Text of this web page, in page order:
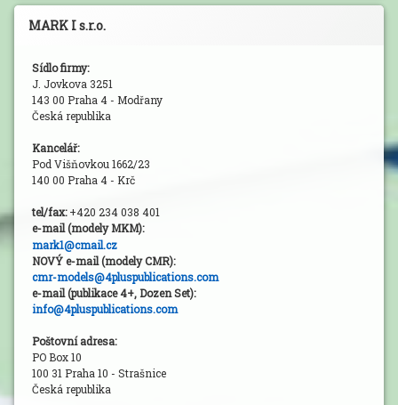
MARK I s.r.o.
Sídlo firmy:
J. Jovkova 3251
143 00 Praha 4 - Modřany
Česká republika
Kancelář:
Pod Višňovkou 1662/23
140 00 Praha 4 - Krč
tel/fax:+420 234 038 401
e-mail (modely MKM):
mark1@cmail.cz
NOVÝ e-mail (modely CMR):
cmr-models@4pluspublications.com
e-mail (publikace 4+, Dozen Set):
info@4pluspublications.com
Poštovní adresa:
PO Box 10
100 31 Praha 10 - Strašnice
Česká republika